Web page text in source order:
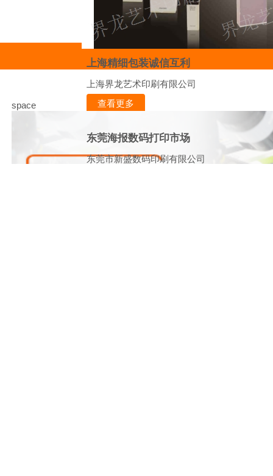
上海精细包装诚信互利
上海界龙艺术印刷有限公司
查看更多
space
东莞海报数码打印市场
东莞市新盛数码印刷有限公司